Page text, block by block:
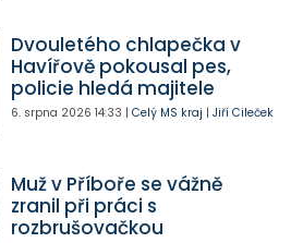
Dvouletého chlapečka v
Havířově pokousal pes,
policie hledá majitele
6. srpna 2026 14:33 | Celý MS kraj | Jiří Cileček
Muž v Příboře se vážně
zranil při práci s
rozbrušovačkou